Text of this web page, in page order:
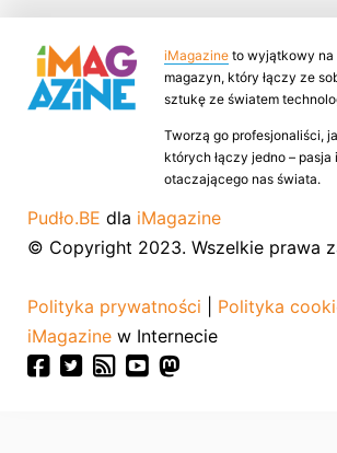
iMagazine to wyjątkowy na
magazyn, który łączy ze
sztukę ze światem
Tworzą go profesjonaliści,
których łączy jedno – pasja
otaczającego nas świata.
Pudło.BE dla iMagazine
© Copyright 2023. Wszelkie prawa
Polityka prywatności
Polityka
iMagazine w Internecie